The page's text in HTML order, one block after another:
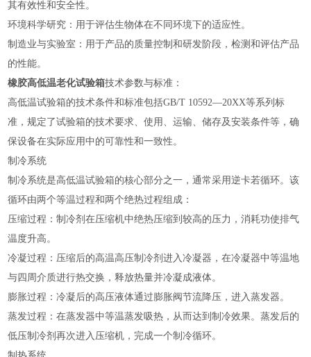
其有效性和安全性‌。
‌环境科学研究‌：用于评估生物体在不同环境下的适应性‌。
‌制造业与实验室‌：用于产品的质量控制和研发阶段，检测和评估产品
的性能‌。
橡胶高低温老化试验箱技术参数与标准：
高低温试验箱的技术条件和标准包括GB/T 10592—20XX等系列标
准，规定了试验箱的技术要求、使用、运输、储存及安装条件等，确
保设备在实际应用中的可靠性和一致性‌。
制冷系统
制冷系统是高低温试验箱的核心部分之一，通常采用逆卡若循环。该
循环由两个等温过程和两个绝热过程组成：
‌压缩过程‌：制冷剂在压缩机中绝热压缩到较高的压力，消耗功使排气
温度升高。
‌冷凝过程‌：压缩后的高温高压制冷剂进入冷凝器，在冷凝器中等温地
与四周介质进行热交换，释放热量并冷凝成液体。
‌膨胀过程‌：冷凝后的高压液体通过膨胀阀节流降压，进入蒸发器。
‌蒸发过程‌：在蒸发器中等温蒸发吸热，从而达到制冷效果。蒸发后的
低压制冷剂再次进入压缩机，完成一个制冷循环。